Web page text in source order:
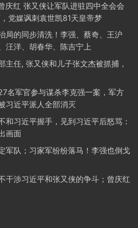
庆红 张又侠让军队进驻四中全会会
党媒讽刺袁世凯81天皇帝梦
局的同步清洗！李强、蔡奇、王沪
汪洋、胡春华、陈吉宁上
主任, 张又侠和儿子张文杰被抓捕，
名军官参与谋杀李克强一案，军方
习近平派人全部消灭
和习近平握手，见到习近平后怒骂：
画面
军队；习家军纷纷落马！李强也倒戈
干涉习近平和张又侠的争斗；曾庆红